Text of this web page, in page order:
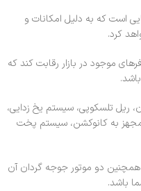
است که به دلیل امکانات و
کرد.
موجود در بازار رقابت کند که
ریل تلسکوپی، سیستم یخ زدایی،
برنامه پخت، مجهز به کانوکشن، سیستم پخت
همچنین دو موتور جوجه گردان آن
باشد.